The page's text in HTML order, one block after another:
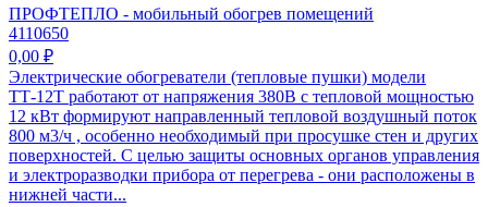
ПРОФТЕПЛО - мобильный обогрев помещений
4110650
0,00 ₽
Электрические обогреватели (тепловые пушки) модели
ТТ-12Т работают от напряжения 380В с тепловой мощностью
12 кВт формируют направленный тепловой воздушный поток
800 м3/ч , особенно необходимый при просушке стен и других
поверхностей. С целью защиты основных органов управления
и электроразводки прибора от перегрева - они расположены в
нижней части...